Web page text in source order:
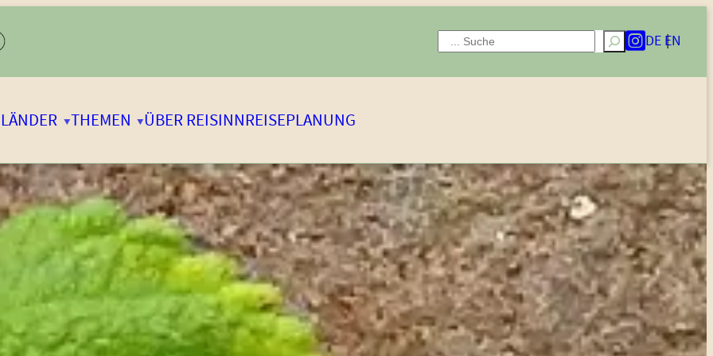
Suchen DE EN
LÄNDER THEMEN ÜBER REISINNREISEPLANUNG